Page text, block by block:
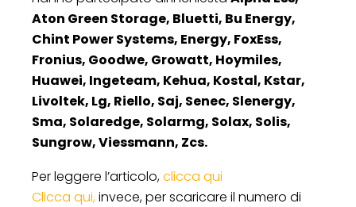
Aton Green Storage, Bluetti, Bu Energy,
Chint Power Systems, Energy, FoxEss,
Fronius, Goodwe, Growatt, Hoymiles,
Huawei, Ingeteam, Kehua, Kostal, Kstar,
Livoltek, Lg, Riello, Saj, Senec, Slenergy,
Sma, Solaredge, Solarmg, Solax, Solis,
Sungrow, Viessmann, Zcs.
Per leggere l’articolo,clicca qui
Clicca qui,invece, per scaricare il numero di